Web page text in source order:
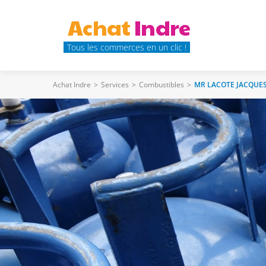
AchatIndre
Tous les commerces en un clic !
Achat Indre > Services > Combustibles > MR LACOTE